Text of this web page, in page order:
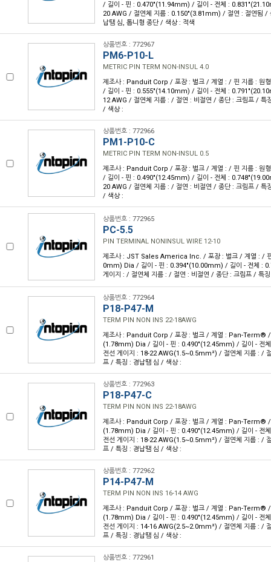
/ 길이 - 핀 : 0.470"(11.94mm) / 길이 - 전체 :
20 AWG / 절연체 지름 : 0.150"(3.81mm) / 절연 : 절연됨 /
납땜 심, 톱니형 종단 / 색상 : 적색
상품번호 : 772967
PM6-P10-L
METRIC PIN TERM NON-INSUL 4.0
제조사 : Panduit Corp / 포장 : 벌크 / 계열 : / 핀 지름 : 원
/ 길이 - 핀 : 0.555"(14.10mm) / 길이 - 전체 :
12 AWG / 절연체 지름 : / 절연 : 비절연 / 종단 : 크림프 / 특
/ 색상 :
상품번호 : 772966
PM1-P10-C
METRIC PIN TERM NON-INSUL 0.5
제조사 : Panduit Corp / 포장 : 벌크 / 계열 : / 핀 지름 : 원
/ 길이 - 핀 : 0.490"(12.45mm) / 길이 - 전체 :
20 AWG / 절연체 지름 : / 절연 : 비절연 / 종단 : 크림프 / 특
/ 색상 :
상품번호 : 772965
PC-5.5
PIN TERMINAL NONINSUL WIRE 12-10
제조사 : JST Sales America Inc. / 포장 : 벌크 / 계열 : /
0mm) Dia / 길이 - 핀 : 0.394"(10.00mm) / 길이 - 전체 :
게이지 : / 절연체 지름 : / 절연 : 비절연 / 종단 : 크림프 / 특
상품번호 : 772964
P18-P47-M
TERM PIN NON INS 22-18AWG
제조사 : Panduit Corp / 포장 : 벌크 / 계열 : Pan-Term® /
(1.78mm) Dia / 길이 - 핀 : 0.490"(12.45mm) / 길이 - 전
전선 게이지 : 18-22 AWG(1.5~0.5mm²) / 절연체 지름 : /
프 / 특징 : 경납땜 심 / 색상 :
상품번호 : 772963
P18-P47-C
TERM PIN NON INS 22-18AWG
제조사 : Panduit Corp / 포장 : 벌크 / 계열 : Pan-Term® /
(1.78mm) Dia / 길이 - 핀 : 0.490"(12.45mm) / 길이 - 전
전선 게이지 : 18-22 AWG(1.5~0.5mm²) / 절연체 지름 : /
프 / 특징 : 경납땜 심 / 색상 :
상품번호 : 772962
P14-P47-M
TERM PIN NON INS 16-14 AWG
제조사 : Panduit Corp / 포장 : 벌크 / 계열 : Pan-Term® /
(1.78mm) Dia / 길이 - 핀 : 0.490"(12.45mm) / 길이 - 전
전선 게이지 : 14-16 AWG(2.5~2.0mm²) / 절연체 지름 : /
프 / 특징 : 경납땜 심 / 색상 :
상품번호 : 772961